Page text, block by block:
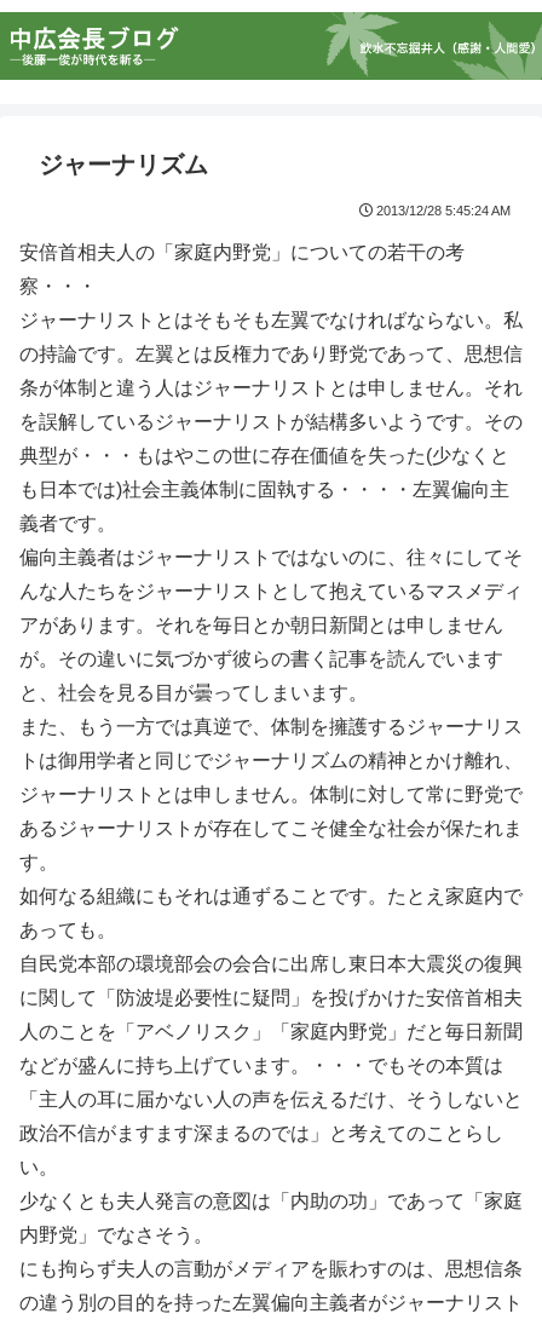
ジャーナリズム
2013/12/28 5:45:24 AM
安倍首相夫人の「家庭内野党」についての若干の考
察・・・
ジャーナリストとはそもそも左翼でなければならない。私
の持論です。左翼とは反権力であり野党であって、思想信
条が体制と違う人はジャーナリストとは申しません。それ
を誤解しているジャーナリストが結構多いようです。その
典型が・・・もはやこの世に存在価値を失った(少なくと
も日本では)社会主義体制に固執する・・・・左翼偏向主
義者です。
偏向主義者はジャーナリストではないのに、往々にしてそ
んな人たちをジャーナリストとして抱えているマスメディ
アがあります。それを毎日とか朝日新聞とは申しません
が。その違いに気づかず彼らの書く記事を読んでいます
と、社会を見る目が曇ってしまいます。
また、もう一方では真逆で、体制を擁護するジャーナリス
トは御用学者と同じでジャーナリズムの精神とかけ離れ、
ジャーナリストとは申しません。体制に対して常に野党で
あるジャーナリストが存在してこそ健全な社会が保たれま
す。
如何なる組織にもそれは通ずることです。たとえ家庭内で
あっても。
自民党本部の環境部会の会合に出席し東日本大震災の復興
に関して「防波堤必要性に疑問」を投げかけた安倍首相夫
人のことを「アベノリスク」「家庭内野党」だと毎日新聞
などが盛んに持ち上げています。・・・でもその本質は
「主人の耳に届かない人の声を伝えるだけ、そうしないと
政治不信がますます深まるのでは」と考えてのことらし
い。
少なくとも夫人発言の意図は「内助の功」であって「家庭
内野党」でなさそう。
にも拘らず夫人の言動がメディアを賑わすのは、思想信条
の違う別の目的を持った左翼偏向主義者がジャーナリスト